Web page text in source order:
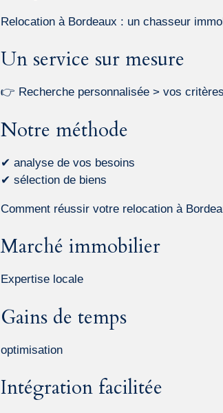
Relocation à Bordeaux : un chasseur
Un service sur mesure
👉 Recherche personnalisée > vos critères
Notre méthode
✔ analyse de vos besoins
✔ sélection de biens
Comment réussir votre relocation à
Marché immobilier
Expertise locale
Gains de temps
optimisation
Intégration facilitée